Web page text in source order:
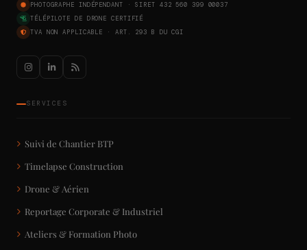
PHOTOGRAPHE INDÉPENDANT · SIRET 432 560 399 00037
TÉLÉPILOTE DE DRONE CERTIFIÉ
TVA NON APPLICABLE · ART. 293 B DU CGI
SERVICES
Suivi de Chantier BTP
Timelapse Construction
Drone & Aérien
Reportage Corporate & Industriel
Ateliers & Formation Photo